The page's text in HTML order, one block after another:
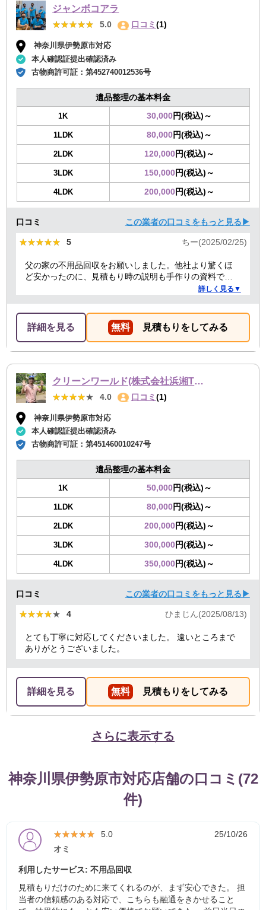
ジャンボコアラ
★★★★★
★★★★★ 5.0 口コミ(1)
神奈川県伊勢原市対応
本人確認証提出確認済み
古物商許可証：第452740012536号
遺品整理の基本料金
1K 30,000円(税込)～
1LDK 80,000円(税込)～
2LDK 120,000円(税込)～
3LDK 150,000円(税込)～
4LDK 200,000円(税込)～
口コミ この業者の口コミをもっと見る▶
★★★★★
★★★★★ 5 ちー(2025/02/25)
父の家の不用品回収をお願いしました。他社より驚くほ
ど安かったのに、見積もり時の説明も手作りの資料で丁
寧で安心できました。問い合わせメールも親切で、当日
ました！
詳しく見る▼
詳細を見る 無料 見積もりをしてみる
クリーンワールド(株式会社浜湘TECH)
★★★★★
★★★★★ 4.0 口コミ (1)
神奈川県伊勢原市対応
本人確認証提出確認済み
古物商許可証：第451460010247号
遺品整理の基本料金
1K 50,000円(税込)～
1LDK 80,000円(税込)～
2LDK 200,000円(税込)～
3LDK 300,000円(税込)～
4LDK 350,000円(税込)～
口コミ この業者の口コミをもっと見る▶
★★★★★
★★★★★ 4 ひまじん(2025/08/13)
とても丁寧に対応してくださいました。 遠いところまで
ありがとうございました。
詳細を見る 無料 見積もりをしてみる
さらに表示する
神奈川県伊勢原市対応店舗の口コミ(72
件)
★★★★★
★★★★★ 5.0
25/10/26
オミ
利用したサービス: 不用品回収
見積もりだけのために来てくれるのが、まず安心できた。 担
当者の信頼感のある対応で、こちらも融通をきかせること